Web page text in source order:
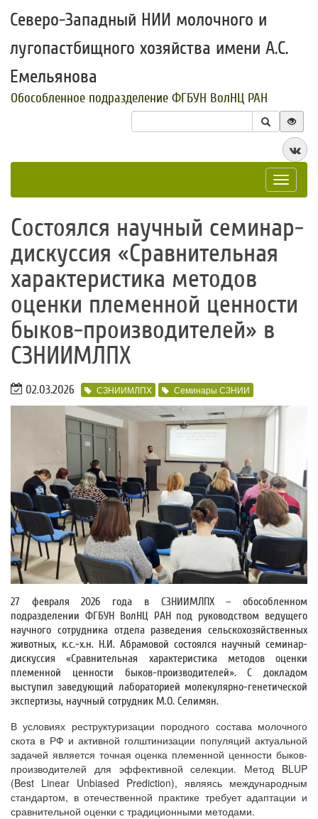
Северо-Западный НИИ молочного и
лугопастбищного хозяйства имени А.С.
Емельянова
Обособленное подразделение ФГБУН ВолНЦ РАН
Toggle
​Состоялся научный семинар-
дискуссия «Сравнительная
характеристика методов
оценки племенной ценности
быков-производителей» в
СЗНИИМЛПХ
02.03.2026 СЗНИИМЛПХ Семинары СЗНИИ
27 февраля 2026 года в СЗНИИМЛПХ – обособленном
подразделении ФГБУН ВолНЦ РАН под руководством ведущего
научного сотрудника отдела разведения сельскохозяйственных
животных, к.с.-х.н. Н.И. Абрамовой состоялся научный семинар-
дискуссия «Сравнительная характеристика методов оценки
племенной ценности быков-производителей». С докладом
выступил заведующий лабораторией молекулярно-генетической
экспертизы, научный сотрудник М.О. Селимян.
В условиях реструктуризации породного состава молочного
скота в РФ и активной голштинизации популяций актуальной
задачей является точная оценка племенной ценности быков-
производителей для эффективной селекции. Метод BLUP
(Best Linear Unbiased Prediction), являясь международным
стандартом, в отечественной практике требует адаптации и
сравнительной оценки с традиционными методами.